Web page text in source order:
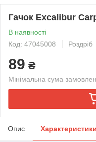
Гачок Excalibur
В наявності
Код: 47045008
Роздріб
89 ₴
Мінімальна сума
Опис Характеристики